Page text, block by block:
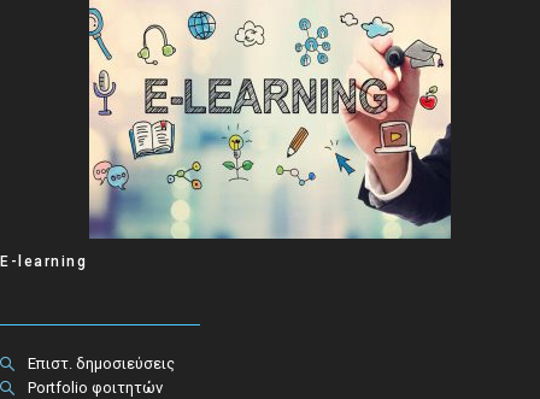
E-learning
Επιστ. δημοσιεύσεις
Portfolio φοιτητών